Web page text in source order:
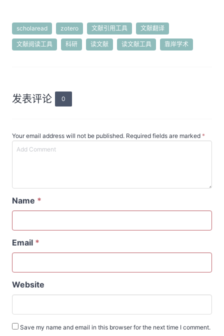
scholaread zotero 文献引用工具 文献翻译
文献阅读工具 科研 读文献 读文献工具 靠岸学术
发表评论 0
Your email address will not be published. Required fields are marked *
Name *
Email *
Website
Save my name and email in this browser for the next time I comment.